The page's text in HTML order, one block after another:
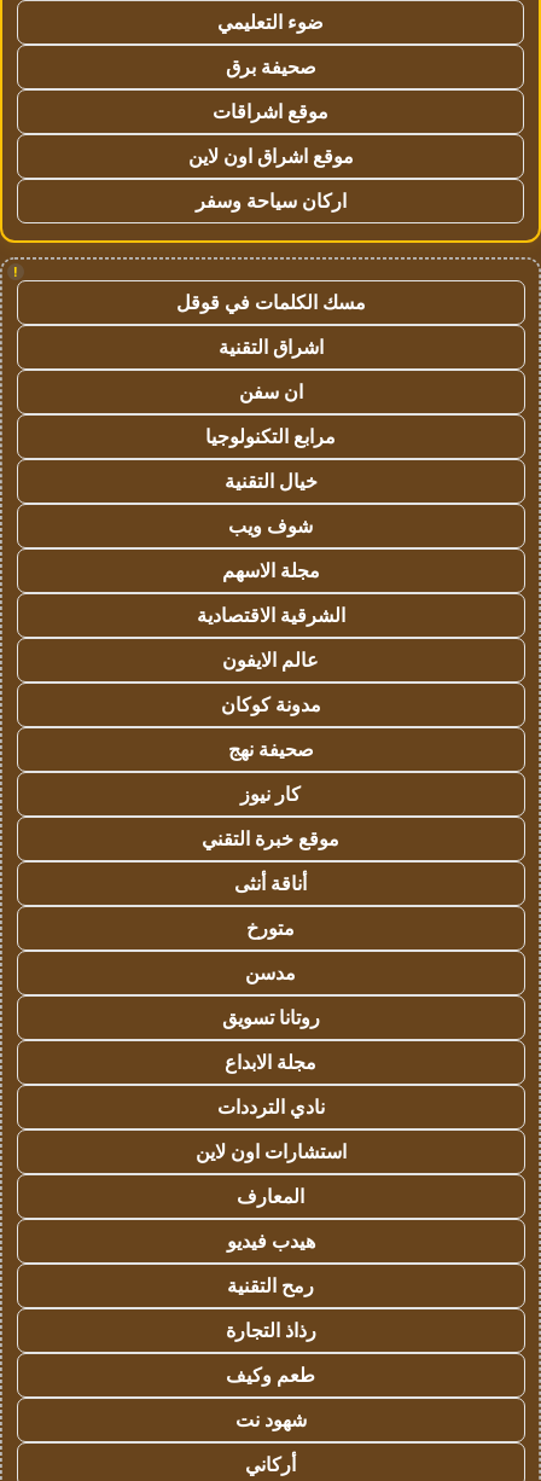
ضوء التعليمي
صحيفة برق
موقع اشراقات
موقع اشراق اون لاين
اركان سياحة وسفر
!
مسك الكلمات في قوقل
اشراق التقنية
ان سفن
مرابع التكنولوجيا
خيال التقنية
شوف ويب
مجلة الاسهم
الشرقية الاقتصادية
عالم الايفون
مدونة كوكان
صحيفة نهج
كار نيوز
موقع خبرة التقني
أناقة أنثى
متورخ
مدسن
روتانا تسويق
مجلة الابداع
نادي الترددات
استشارات اون لاين
المعارف
هيدب فيديو
رمح التقنية
رذاذ التجارة
طعم وكيف
شهود نت
أركاني